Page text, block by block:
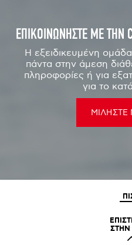
ΕΠΙΚΟΙΝΩΝΗΣΤΕ ΜΕ ΤΗΝ
Η εξειδικευμένη
πάντα στην άμεση
πληροφορίες ή για
για το
ΜΙΛΗΣΤΕ
ΣΤΗΝ